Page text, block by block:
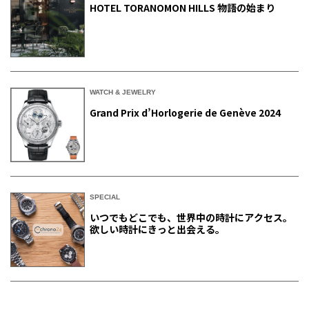
HOTEL TORANOMON HILLS 物語の始まり
WATCH & JEWELRY
Grand Prix d’Horlogerie de Genève 2024
SPECIAL
いつでもどこでも、世界中の時計にアクセス。
欲しい時計にきっと出会える。